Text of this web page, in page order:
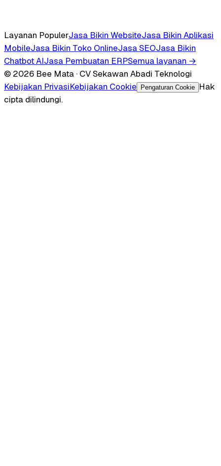
Layanan PopulerJasa Bikin WebsiteJasa Bikin Aplikasi
MobileJasa Bikin Toko OnlineJasa SEOJasa Bikin
Chatbot AIJasa Pembuatan ERPSemua layanan →
© 2026 Bee Mata · CV Sekawan Abadi Teknologi
Kebijakan PrivasiKebijakan Cookie Pengaturan Cookie
Hak
cipta dilindungi.